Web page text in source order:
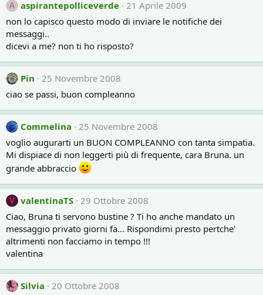
A aspirantepolliceverde 21 Aprile 2009
non lo capisco questo modo di inviare le notifiche dei
messaggi..
dicevi a me? non ti ho risposto?
Pin
25 Novembre 2008
ciao se passi, buon compleanno
Commelina
25 Novembre 2008
voglio augurarti un BUON COMPLEANNO con tanta simpatia.
Mi dispiace di non leggerti più di frequente, cara Bruna. un
grande abbraccio
V valentinaTS 29 Ottobre 2008
Ciao, Bruna ti servono bustine ? Ti ho anche mandato un
messaggio privato giorni fa... Rispondimi presto pertche'
altrimenti non facciamo in tempo !!!
valentina
Silvia
20 Ottobre 2008